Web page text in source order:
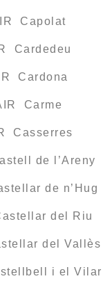
Capolat
Cardedeu
Cardona
Carme
Casserres
de l’Areny
de n’Hug
del Riu
del Vallès
i el Vilar